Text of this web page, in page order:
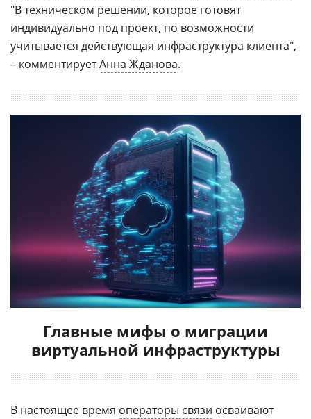
"В техническом решении, которое готовят
индивидуально под проект, по возможности
учитывается действующая инфраструктура клиента",
– комментируетАнна Жданова.
Главные мифы о миграции
виртуальной инфраструктуры
В настоящее время операторы связи осваивают